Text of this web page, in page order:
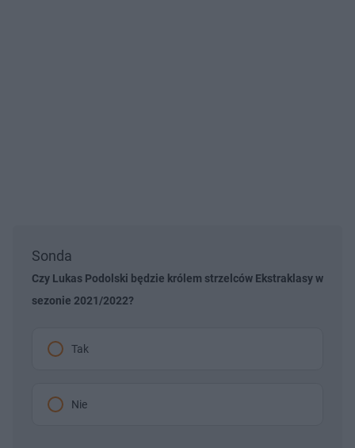
Sonda
Czy Lukas Podolski będzie królem strzelców Ekstraklasy w
sezonie 2021/2022?
Tak
Nie